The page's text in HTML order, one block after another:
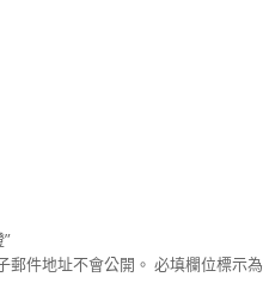
郵件地址不會公開。 必填欄位標示為